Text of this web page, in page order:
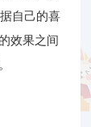
自己的喜
效果之间